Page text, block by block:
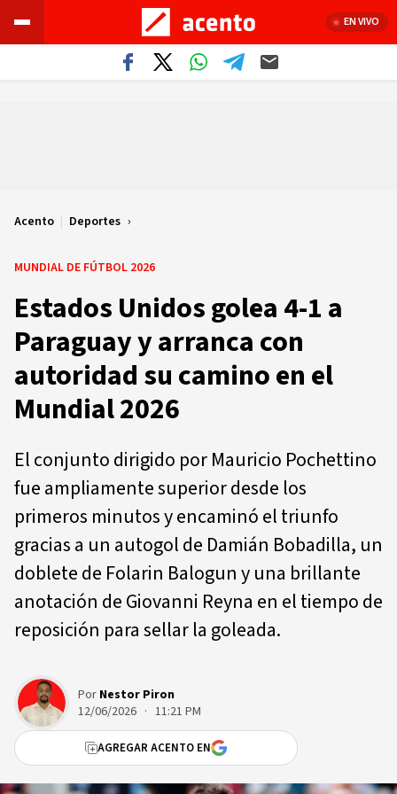
EN VIVO
Acento | Deportes
MUNDIAL DE FÚTBOL 2026
Estados Unidos golea 4-1 a
Paraguay y arranca con
autoridad su camino en el
Mundial 2026
El conjunto dirigido por Mauricio Pochettino
fue ampliamente superior desde los
primeros minutos y encaminó el triunfo
gracias a un autogol de Damián Bobadilla, un
doblete de Folarin Balogun y una brillante
anotación de Giovanni Reyna en el tiempo de
reposición para sellar la goleada.
Por Nestor Piron
12/06/2026 · 11:21 PM
AGREGAR ACENTO EN